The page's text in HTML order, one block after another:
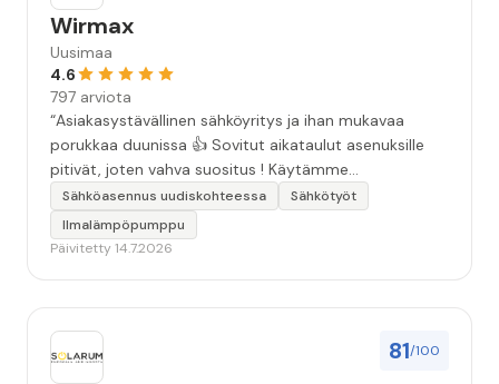
Wirmax
Uusimaa
4.6
797 arviota
“Asiakasystävällinen sähköyritys ja ihan mukavaa
porukkaa duunissa 👍 Sovitut aikataulut asenuksille
pitivät, joten vahva suositus ! Käytämme
seuraavallakin kerralla!”
Sähköasennus uudiskohteessa
Sähkötyöt
Ilmalämpöpumppu
Päivitetty 14.7.2026
81/100